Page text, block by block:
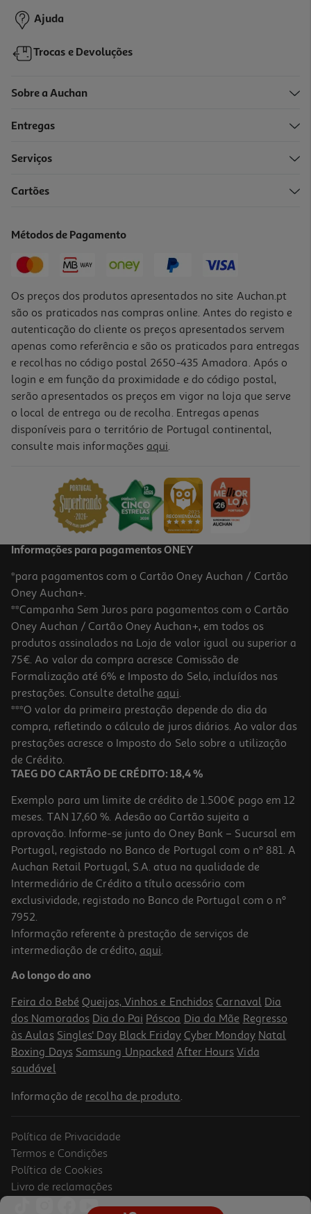
Ajuda
Trocas e Devoluções
Sobre a Auchan
Entregas
Serviços
Cartões
Métodos de Pagamento
Os preços dos produtos apresentados no site Auchan.pt
são os praticados nas compras online. Antes do registo e
autenticação do cliente os preços apresentados servem
apenas como referência e são os praticados para entregas
e recolhas no código postal 2650-435 Amadora. Após o
login e em função da proximidade e do código postal,
serão apresentados os preços em vigor na loja que serve
o local de entrega ou de recolha. Entregas apenas
disponíveis para o território de Portugal continental,
consulte mais informações aqui.
Informações para pagamentos ONEY
*para pagamentos com o Cartão Oney Auchan / Cartão
Oney Auchan+.
**Campanha Sem Juros para pagamentos com o Cartão
Oney Auchan / Cartão Oney Auchan+, em todos os
produtos assinalados na Loja de valor igual ou superior a
75€. Ao valor da compra acresce Comissão de
Formalização até 6% e Imposto do Selo, incluídos nas
prestações. Consulte detalhe aqui.
***O valor da primeira prestação depende do dia da
compra, refletindo o cálculo de juros diários. Ao valor das
prestações acresce o Imposto do Selo sobre a utilização
de Crédito.
TAEG DO CARTÃO DE CRÉDITO: 18,4 %
Exemplo para um limite de crédito de 1.500€ pago em 12
meses. TAN 17,60 %. Adesão ao Cartão sujeita a
aprovação. Informe-se junto do Oney Bank – Sucursal em
Portugal, registado no Banco de Portugal com o nº 881. A
Auchan Retail Portugal, S.A. atua na qualidade de
Intermediário de Crédito a título acessório com
exclusividade, registado no Banco de Portugal com o nº
7952.
Informação referente à prestação de serviços de
intermediação de crédito, aqui.
Ao longo do ano
Feira do Bebé Queijos, Vinhos e Enchidos Carnaval Dia
dos Namorados Dia do Pai Páscoa Dia da Mãe Regresso
às Aulas Singles' Day Black Friday Cyber Monday Natal
Boxing Days Samsung Unpacked After Hours Vida
saudável
Informação de recolha de produto.
Política de Privacidade
Termos e Condições
Política de Cookies
Livro de reclamações